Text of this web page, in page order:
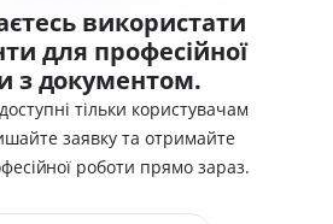
використати
для професійної
з документом.
тільки користувачам
заявку та отримайте
роботи прямо зараз.